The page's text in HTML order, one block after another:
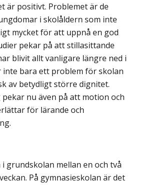
är positivt. Problemet är de
i skolåldern som inte
mycket för att uppnå en god
pekar på att stillasittande
blivit allt vanligare längre ned i
inte bara ett problem för skolan
av betydligt större dignitet.
nu även på att motion och
för lärande och
grundskolan mellan en och två
På gymnasieskolan är det